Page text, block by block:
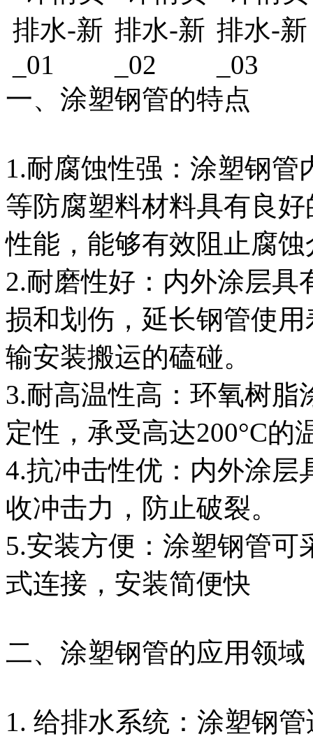
一、涂塑钢管的特点
1.耐腐蚀性强：涂塑钢
等防腐塑料材料具有良
性能，能够有效阻止腐
2.耐磨性好：内外涂层
损和划伤，延长钢管使
输安装搬运的磕碰。
3.耐高温性高：环氧树
定性，承受高达200°C的
4.抗冲击性优：内外涂层
收冲击力，防止破裂。
5.安装方便：涂塑钢管
式连接，安装简便快
​二、涂塑钢管的应用领域
1. 给排水系统：涂塑钢